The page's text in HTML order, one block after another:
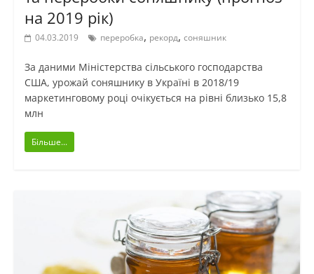
на 2019 рік)
04.03.2019 переробка, рекорд, соняшник
За даними Міністерства сільського господарства
США, урожай соняшнику в Україні в 2018/19
маркетинговому році очікується на рівні близько 15,8
млн
Більше...